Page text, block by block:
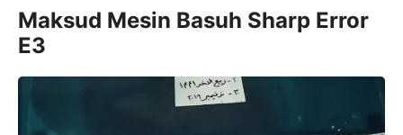
Maksud Mesin Basuh Sharp Error
E3